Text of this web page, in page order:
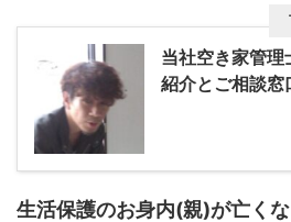
当社空き家管
紹介とご相談窓
生活保護のお身内(親)が亡く